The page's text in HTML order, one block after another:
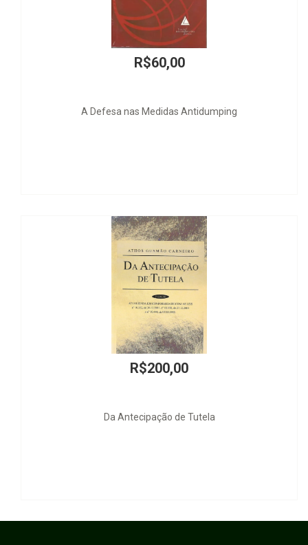
R$898,00
Competencia Global - Derecho, Mercados y
R$74,00
Direito Civil e Direito do Trabalho